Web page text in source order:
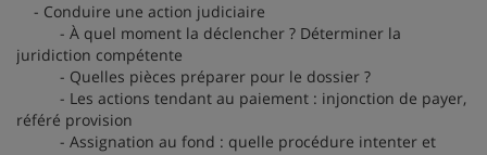
- Conduire une action judiciaire
- À quel moment la déclencher ? Déterminer la
juridiction compétente
- Quelles pièces préparer pour le dossier ?
- Les actions tendant au paiement : injonction de payer,
référé provision
- Assignation au fond : quelle procédure intenter et